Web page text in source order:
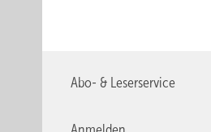
Abo- & Leserservice